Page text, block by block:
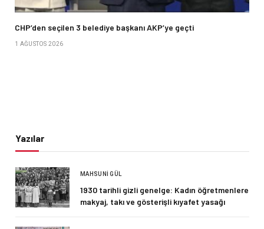
CHP’den seçilen 3 belediye başkanı AKP’ye geçti
1 AĞUSTOS 2026
Yazılar
MAHSUNI GÜL
1930 tarihli gizli genelge: Kadın öğretmenlere
makyaj, takı ve gösterişli kıyafet yasağı